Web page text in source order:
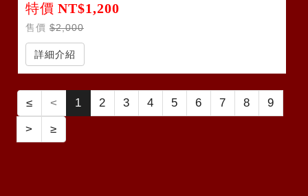
特價 NT$1,200
售價 $2,000
詳細介紹
≤ < 1 2 3 4 5 6 7 8
9
>
≥